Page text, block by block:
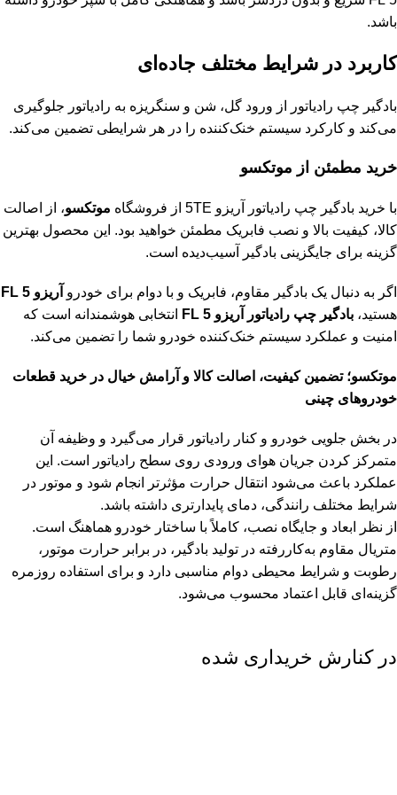
باشد.
کاربرد در شرایط مختلف جاده‌ای
بادگیر چپ رادیاتور از ورود گل، شن و سنگریزه به رادیاتور جلوگیری
می‌کند و کارکرد سیستم خنک‌کننده را در هر شرایطی تضمین می‌کند.
خرید مطمئن از موتکسو
با خرید بادگیر چپ رادیاتور آریزو 5TE از فروشگاه موتکسو، از اصالت
کالا، کیفیت بالا و نصب فابریک مطمئن خواهید بود. این محصول بهترین
گزینه برای جایگزینی بادگیر آسیب‌دیده است.
اگر به دنبال یک بادگیر مقاوم، فابریک و با دوام برای خودرو آریزو 5 FL
هستید، بادگیر چپ رادیاتور آریزو 5 FL
انتخابی هوشمندانه است که
امنیت و عملکرد سیستم خنک‌کننده خودرو شما را تضمین می‌کند.
موتکسو؛ تضمین کیفیت، اصالت کالا و آرامش خیال در خرید قطعات
خودروهای چینی
در بخش جلویی خودرو و کنار رادیاتور قرار می‌گیرد و وظیفه آن
متمرکز کردن جریان هوای ورودی روی سطح رادیاتور است. این
عملکرد باعث می‌شود انتقال حرارت مؤثرتر انجام شود و موتور در
شرایط مختلف رانندگی، دمای پایدارتری داشته باشد.
از نظر ابعاد و جایگاه نصب، کاملاً با ساختار خودرو هماهنگ است.
متریال مقاوم به‌کاررفته در تولید بادگیر، در برابر حرارت موتور،
رطوبت و شرایط محیطی دوام مناسبی دارد و برای استفاده روزمره
گزینه‌ای قابل اعتماد محسوب می‌شود.
در کنارش خریداری شده